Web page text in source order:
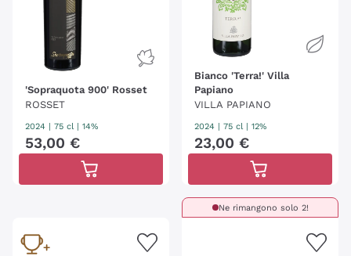
'Sopraquota 900' Rosset
ROSSET
2024 75 cl | 14%
53,00 €
Bianco 'Terra!' Villa
Papiano
VILLA PAPIANO
2024 75 cl | 12%
23,00 €
Ne rimangono solo 2!